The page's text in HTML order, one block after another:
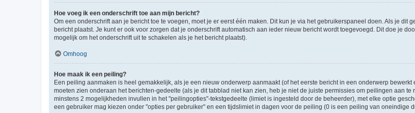
Hoe voeg ik een onderschrift toe aan mijn bericht?
Om een onderschrift aan je bericht toe te voegen, moet je er eerst één maken. Dit kun je via het gebruikerspaneel doen. Als je dit
bericht plaatst. Je kunt er ook voor zorgen dat je onderschrift automatisch aan ieder nieuw bericht wordt toegevoegd. Dit doe je
mogelijk om het onderschrift uit te schakelen als je het bericht plaatst).
Omhoog
Hoe maak ik een peiling?
Een peiling aanmaken is heel gemakkelijk, als je een nieuw onderwerp aanmaakt (of het eerste bericht in een onderwerp
moeten zien onderaan het berichten-gedeelte (als je dit tabblad niet kan zien, heb je niet de juiste permissies om peilingen aan
minstens 2 mogelijkheden invullen in het "peilingopties"-tekstgedeelte (limiet is ingesteld door de beheerder), met elke optie
een gebruiker mag kiezen onder "opties per gebruiker" en een tijdslimiet in dagen voor de peiling (0 is een peiling van oneindige